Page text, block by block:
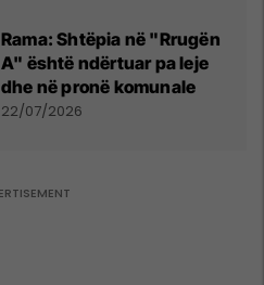
Rama: Shtëpia në "Rrugën
A" është ndërtuar pa leje
dhe në pronë komunale
22/07/2026